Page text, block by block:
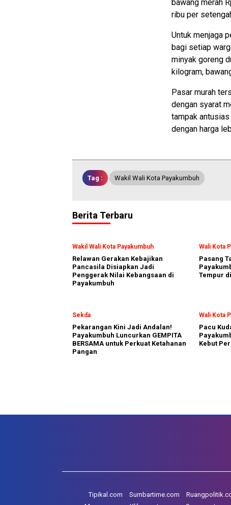
bawang merah
ribu per
Untuk menjaga
bagi setiap
minyak goreng
kilogram,
Pasar murah
dengan syarat
tampak
dengan harga
Tag : Wakil Wali Kota Payakumbuh
Berita Terbaru
Wakil Wali Kota Payakumbuh
Relawan Gerakan Kebajikan
Pancasila Disiapkan Jadi
Penggerak Nilai Kebangsaan di
Payakumbuh
Wali Kota
Pasang
Tempur
Sekda
Pekarangan Kini Jadi Andalan!
Payakumbuh Luncurkan GEMPITA
BERSAMA untuk Perkuat Ketahanan
Pangan
Wali Kota
Pacu
Kebut
Tipikal.com
Sumbartime.com